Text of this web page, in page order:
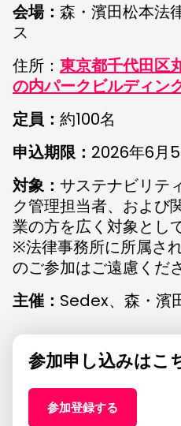
会場： 森・濱田松本法
ス
住所： 東京都千代田
の内パークビルディン
定員： 約100名
申込期限： 2026年6月5
対象： サステナビリテ
ク管理担当者、および
業の方を広く対象とし
※法律事務所に所属さ
のご参加はご遠慮くだ
主催： Sedex、森・濱
参加申し込みはこ
参加登録する